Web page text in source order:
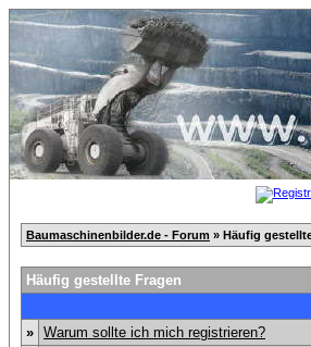
Baumaschinenbilder.de - Forum » Häufig
Häufig gestellte Fragen
» Warum sollte ich mich registrieren?